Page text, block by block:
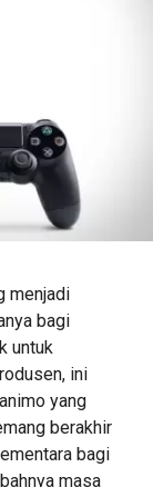
menjadi
bagi
untuk
ini
yang
berakhir
bagi
masa